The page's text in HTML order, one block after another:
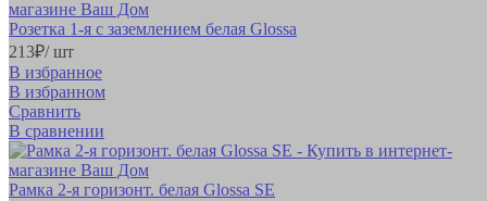
Розетка 1-я с заземлением белая Glossa
213₽/ шт
В избранное
В избранном
Сравнить
В сравнении
Рамка 2-я горизонт. белая Glossa SE